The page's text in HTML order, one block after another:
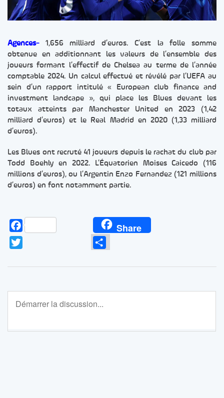
Agences-1,656 milliard d’euros. C’est la folle somme
obtenue en additionnant les valeurs de l’ensemble des
joueurs formant l’effectif de Chelsea au terme de l’année
comptable 2024. Un calcul effectué et révélé par l’UEFA au
sein d’un rapport intitulé « European club finance and
investment landcape », qui place les Blues devant les
totaux atteints par Manchester United en 2023 (1,42
milliard d’euros) et le Real Madrid en 2020 (1,33 milliard
d’euros).
Les Blues ont recruté 41 joueurs depuis le rachat du club par
Todd Boehly en 2022. L’Équatorien Moises Caicedo (116
millions d’euros), ou l’Argentin Enzo Fernandez (121 millions
d’euros) en font notamment partie.
Facebook Share